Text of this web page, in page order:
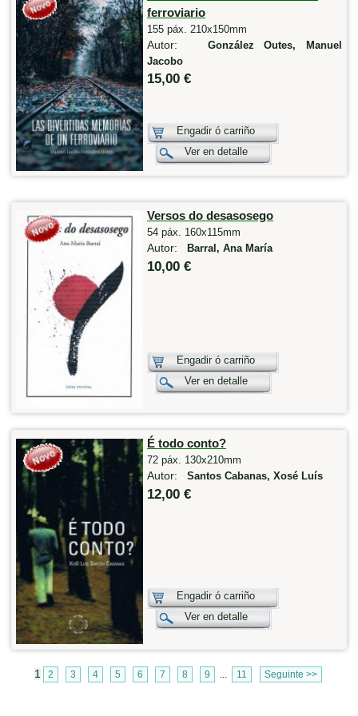
ferroviario
155 páx. 210x150mm
Autor: González Outes, Manuel
Jacobo
15,00 €
Engadir ó carriño
Ver en detalle
Versos do desasosego
54 páx. 160x115mm
Autor: Barral, Ana María
10,00 €
Engadir ó carriño
Ver en detalle
É todo conto?
72 páx. 130x210mm
Autor: Santos Cabanas, Xosé Luís
12,00 €
Engadir ó carriño
Ver en detalle
1 2 3 4 5 6 7 8 9 11 Seguinte >>